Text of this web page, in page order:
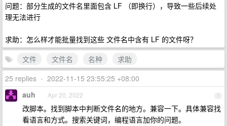
问题：部分生成的文件名里面包含 LF （即换行），导致一些后续处
理无法进行
求助：怎么样才能批量找到这些 文件名中含有 LF 的文件呀？
文件
文件名 名种
求助
25 replies • 2022-11-15 23:55:25 +08:00
1
auh Apr 20, 2022
改脚本。找到脚本中判断文件名的地方。兼容一下。具体兼容找
看语言和方式。搜索关键词，编程语言加你的问题。